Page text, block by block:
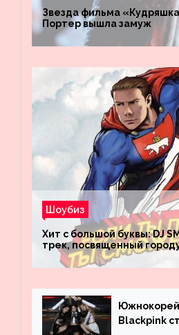
Звезда фильма
Портер вышла замуж
Шоубиз
Хит с большой буквы: DJ
трек, посвященный
Blackpink